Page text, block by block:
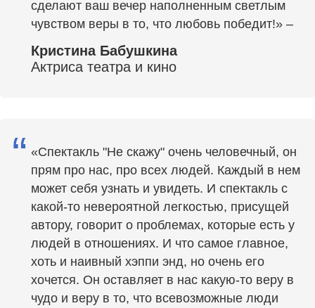
сделают ваш вечер наполненным светлым
чувством веры в то, что любовь победит!» –
Кристина Бабушкина
Актриса театра и кино
“ «Спектакль "Не скажу" очень человечный, он
прям про нас, про всех людей. Каждый в нем
может себя узнать и увидеть. И спектакль с
какой-то невероятной легкостью, присущей
автору, говорит о проблемах, которые есть у
людей в отношениях. И что самое главное,
хоть и наивный хэппи энд, но очень его
хочется. Он оставляет в нас какую-то веру в
чудо и веру в то, что всевозможные люди